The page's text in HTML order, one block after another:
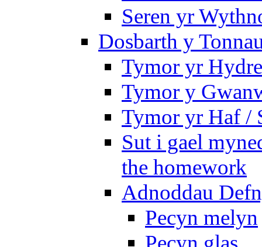
Seren yr
Dosbarth y
Tymor yr
Tymor y
Tymor yr Haf /
Sut i gael
the homework
Adnoddau
Pecyn melyn